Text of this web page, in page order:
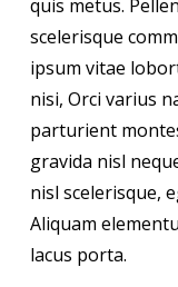
quis metus.
scelerisque
ipsum vitae
nisi, Orci varius
parturient
gravida nisl
nisl scelerisque,
Aliquam
lacus porta.